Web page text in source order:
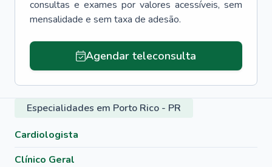
consultas e exames por valores acessíveis, sem
mensalidade e sem taxa de adesão.
Agendar teleconsulta
Especialidades em Porto Rico - PR
Cardiologista
Clínico Geral